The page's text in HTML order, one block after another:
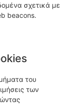
σχετικά με
beacons.
του
των